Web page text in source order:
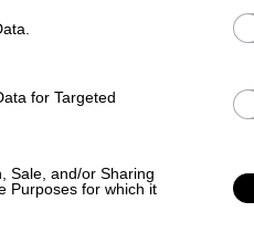
for Targeted
Sale, and/or Sharing
Purposes for which it
,
como también es el
sociales y los
“tienen que
y que hay que tener en